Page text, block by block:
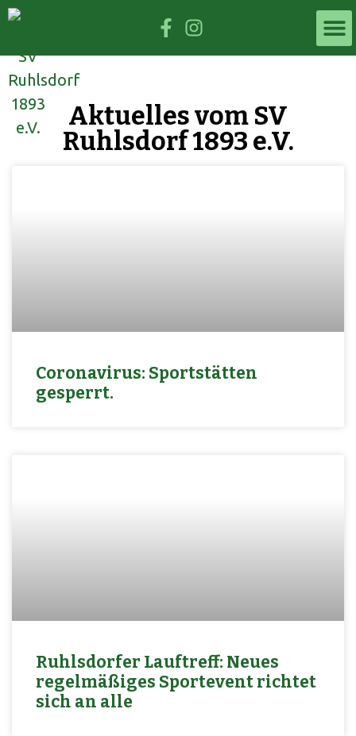
Aktuelles vom SV
Ruhlsdorf 1893 e.V.
Coronavirus: Sportstätten
gesperrt.
Ruhlsdorfer Lauftreff: Neues
regelmäßiges Sportevent richtet
sich an alle